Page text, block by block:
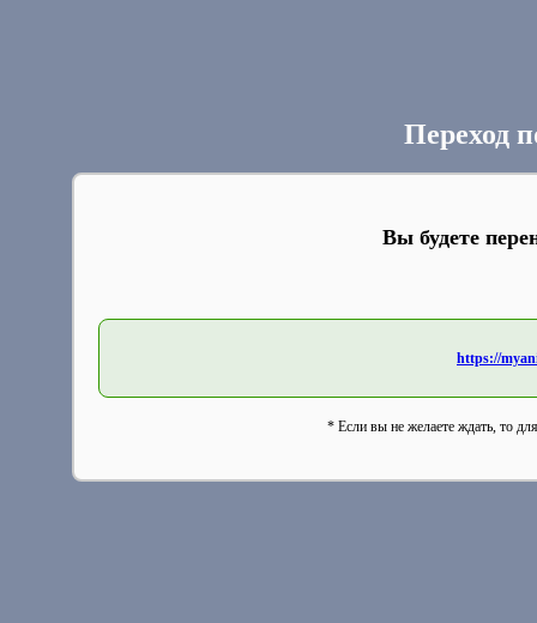
Переход
Вы будете
https://
* Если вы не желаете ждать, то